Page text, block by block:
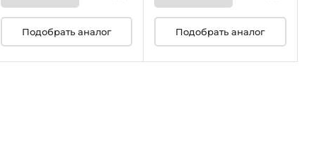
Подобрать аналог Подобрать аналог